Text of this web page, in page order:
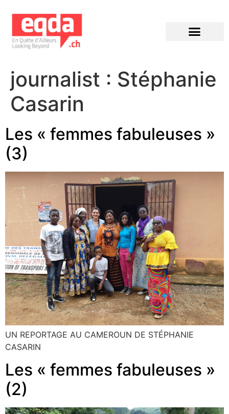
journalist : Stéphanie
Casarin
Les « femmes fabuleuses »
(3)
UN REPORTAGE AU CAMEROUN DE STÉPHANIE
CASARIN
Les « femmes fabuleuses »
(2)